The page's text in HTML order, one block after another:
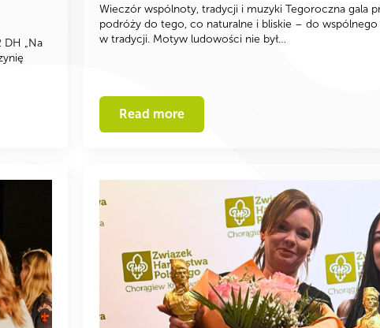
DH „Na
Wieczór wspólnoty, tradycji i muzyki Tegoroczna gala
podróży do tego, co naturalne i bliskie – do
w tradycji. Motyw ludowości nie był…
Read more